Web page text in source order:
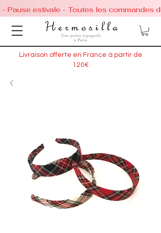
- Pause estivale - Toutes les commandes
Livraison offerte en France à partir de
120€